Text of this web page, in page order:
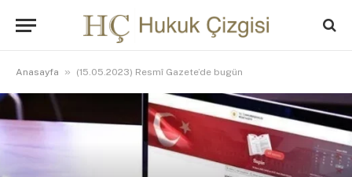
Anasayfa » (15.05.2023) Resmî Gazete’de bugün